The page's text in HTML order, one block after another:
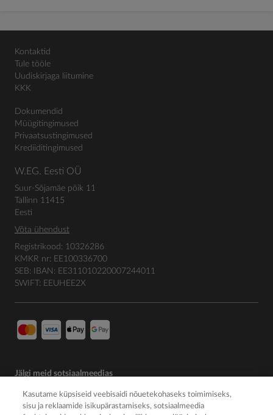
Kontaktid
Tule tööle
Uudiskirjaga liitumine
KKK
Dokumendid
Müügitingimused
Privaatsustingimused
Krediiditingimused
W.EG. Eesti OÜ
Suur-Sõjamäe põik 11
Tallinn 11415
Eesti
Võta ühendust
Registrikood: 10326286
KMKR nr: EE100336700
SEB: IBAN: EE311010220007244011
SWIFT: EEUHEE2X
Jälgi meid sotsiaalmeedias
Kasutame küpsiseid veebisaidi nõuetekohaseks toimimiseks,
sisu ja reklaamide isikupärastamiseks, sotsiaalmeedia